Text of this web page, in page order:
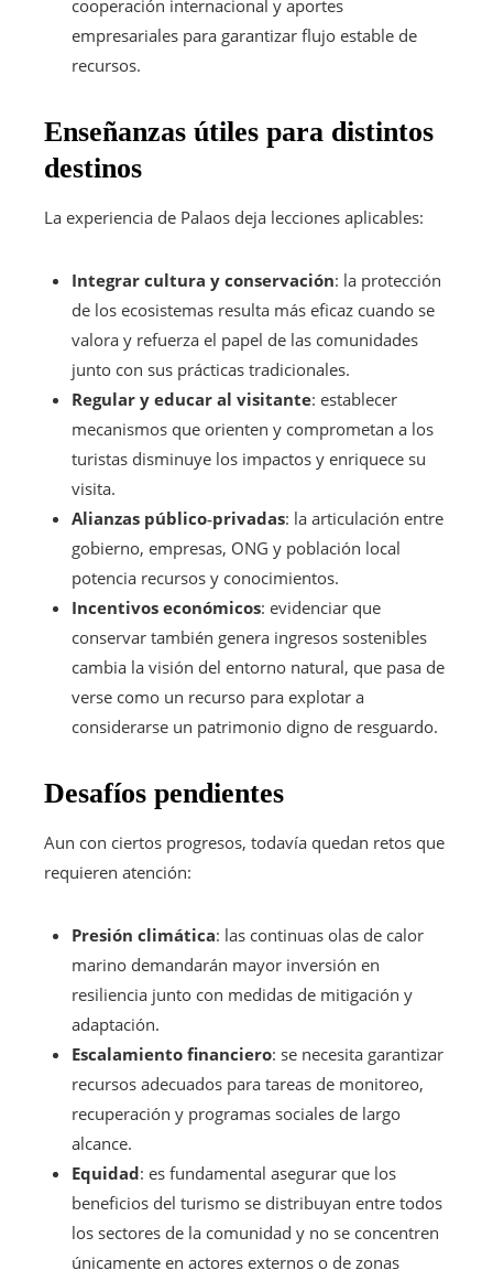
cooperación internacional y aportes
empresariales para garantizar flujo estable de
recursos.
Enseñanzas útiles para distintos
destinos
La experiencia de Palaos deja lecciones aplicables:
Integrar cultura y conservación: la protección
de los ecosistemas resulta más eficaz cuando se
valora y refuerza el papel de las comunidades
junto con sus prácticas tradicionales.
Regular y educar al visitante: establecer
mecanismos que orienten y comprometan a los
turistas disminuye los impactos y enriquece su
visita.
Alianzas público‑privadas: la articulación entre
gobierno, empresas, ONG y población local
potencia recursos y conocimientos.
Incentivos económicos: evidenciar que
conservar también genera ingresos sostenibles
cambia la visión del entorno natural, que pasa de
verse como un recurso para explotar a
considerarse un patrimonio digno de resguardo.
Desafíos pendientes
Aun con ciertos progresos, todavía quedan retos que
requieren atención:
Presión climática: las continuas olas de calor
marino demandarán mayor inversión en
resiliencia junto con medidas de mitigación y
adaptación.
Escalamiento financiero: se necesita garantizar
recursos adecuados para tareas de monitoreo,
recuperación y programas sociales de largo
alcance.
Equidad: es fundamental asegurar que los
beneficios del turismo se distribuyan entre todos
los sectores de la comunidad y no se concentren
únicamente en actores externos o de zonas